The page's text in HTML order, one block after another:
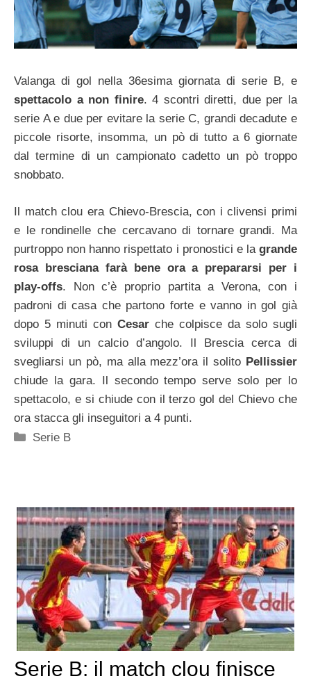
Valanga di gol nella 36esima giornata di serie B, e
spettacolo a non finire. 4 scontri diretti, due per la
serie A e due per evitare la serie C, grandi decadute e
piccole risorte, insomma, un pò di tutto a 6 giornate
dal termine di un campionato cadetto un pò troppo
snobbato.
Il match clou era Chievo-Brescia, con i clivensi primi
e le rondinelle che cercavano di tornare grandi. Ma
purtroppo non hanno rispettato i pronostici e la grande
rosa bresciana farà bene ora a prepararsi per i
play-offs. Non c’è proprio partita a Verona, con i
padroni di casa che partono forte e vanno in gol già
dopo 5 minuti con Cesar che colpisce da solo sugli
sviluppi di un calcio d’angolo. Il Brescia cerca di
svegliarsi un pò, ma alla mezz’ora il solito Pellissier
chiude la gara. Il secondo tempo serve solo per lo
spettacolo, e si chiude con il terzo gol del Chievo che
ora stacca gli inseguitori a 4 punti.
Categorie
Serie B
Serie B: il match clou finisce